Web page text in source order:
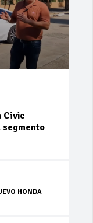
Civic
segmento
HONDA